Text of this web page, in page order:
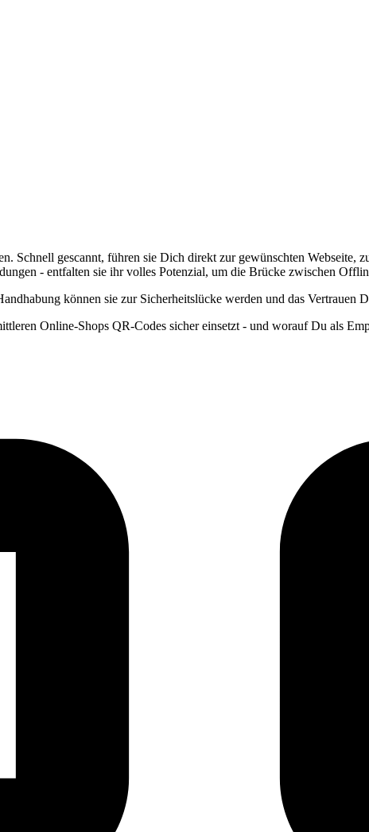
Schnell gescannt, führen sie Dich direkt zur gewünschten
- entfalten sie ihr volles Potenzial, um die Brücke zwischen
können sie zur Sicherheitslücke werden und das Vertrauen
Online-Shops QR-Codes sicher einsetzt - und worauf Du als